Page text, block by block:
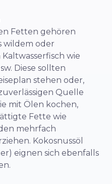
Fetten gehören
wildem oder
wie
Diese sollten
stehen oder,
Quelle
mit Ölen kochen,
Fette wie
mehrfach
Kokosnussöl
eignen sich ebenfalls